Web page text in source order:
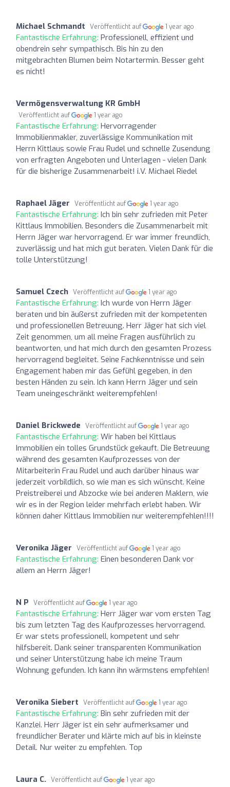
Michael Schmandt Veröffentlicht auf 1 year ago
Fantastische Erfahrung: Professionell, effizient und
obendrein sehr sympathisch. Bis hin zu den
mitgebrachten Blumen beim Notartermin. Besser geht
es nicht!
Vermögensverwaltung KR GmbH
Veröffentlicht auf 1 year ago
Fantastische Erfahrung: Hervorragender
Immobilienmakler, zuverlässige Kommunikation mit
Herrn Kittlaus sowie Frau Rudel und schnelle Zusendung
von erfragten Angeboten und Unterlagen - vielen Dank
für die bisherige Zusammenarbeit! i.V. Michael Riedel
Raphael Jäger Veröffentlicht auf 1 year ago
Fantastische Erfahrung: Ich bin sehr zufrieden mit Peter
Kittlaus Immobilien. Besonders die Zusammenarbeit mit
Herrn Jäger war hervorragend. Er war immer freundlich,
zuverlässig und hat mich gut beraten. Vielen Dank für die
tolle Unterstützung!
Samuel Czech Veröffentlicht auf 1 year ago
Fantastische Erfahrung: Ich wurde von Herrn Jäger
beraten und bin äußerst zufrieden mit der kompetenten
und professionellen Betreuung. Herr Jäger hat sich viel
Zeit genommen, um all meine Fragen ausführlich zu
beantworten, und hat mich durch den gesamten Prozess
hervorragend begleitet. Seine Fachkenntnisse und sein
Engagement haben mir das Gefühl gegeben, in den
besten Händen zu sein. Ich kann Herrn Jäger und sein
Team uneingeschränkt weiterempfehlen!
Daniel Brickwede Veröffentlicht auf 1 year ago
Fantastische Erfahrung: Wir haben bei Kittlaus
Immobilien ein tolles Grundstück gekauft. Die Betreuung
während des gesamten Kaufprozesses von der
Mitarbeiterin Frau Rudel und auch darüber hinaus war
jederzeit vorbildlich, so wie man es sich wünscht. Keine
Preistreiberei und Abzocke wie bei anderen Maklern, wie
wir es in der Region leider mehrfach erlebt haben. Wir
können daher Kittlaus Immobilien nur weiterempfehlen!!!!
Veronika Jäger Veröffentlicht auf 1 year ago
Fantastische Erfahrung: Einen besonderen Dank vor
allem an Herrn Jäger!
N P Veröffentlicht auf 1 year ago
Fantastische Erfahrung: Herr Jäger war vom ersten Tag
bis zum letzten Tag des Kaufprozesses hervorragend.
Er war stets professionell, kompetent und sehr
hilfsbereit. Dank seiner transparenten Kommunikation
und seiner Unterstützung habe ich meine Traum
Wohnung gefunden. Ich kann ihn wärmstens empfehlen!
Veronika Siebert Veröffentlicht auf 1 year ago
Fantastische Erfahrung: Bin sehr zufrieden mit der
Kanzlei. Herr Jäger ist ein sehr aufmerksamer und
freundlicher Berater und klärte mich auf bis in kleinste
Detail. Nur weiter zu empfehlen. Top
Laura C. Veröffentlicht auf 1 year ago